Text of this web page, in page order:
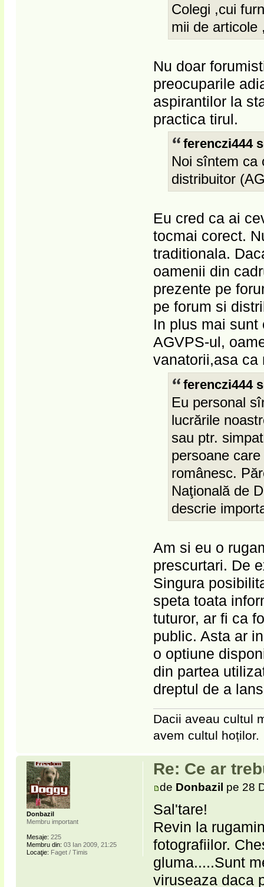
Colegi ,cui
mii de articole
Nu doar
preocuparile
aspirantilor la
practica tirul.
ferenczi444
Noi sîntem ca
distribuitor
Eu cred ca ai
tocmai corect.
traditionala.
oamenii din
prezente pe
pe forum si
In plus mai sunt
AGVPS-ul,
vanatorii,asa ca
ferenczi444
Eu personal
lucrările
sau ptr.
persoane
românesc.
Naţională de
descrie
Am si eu o
prescurtari. De
Singura
speta toata
tuturor, ar fi ca
public. Asta ar
o optiune
din partea
dreptul de a
Dacii aveau cultul
avem cultul hoților.
Re: Ce ar
de Donbazil pe 28
Sal'tare!
Revin la
fotografiilor.
gluma.....Sunt
viruseaza daca
Donbazil
Membru important
Mesaje: 225
Membru din: 03 Ian 2009, 21:25
Locaţie: Faget / Timis